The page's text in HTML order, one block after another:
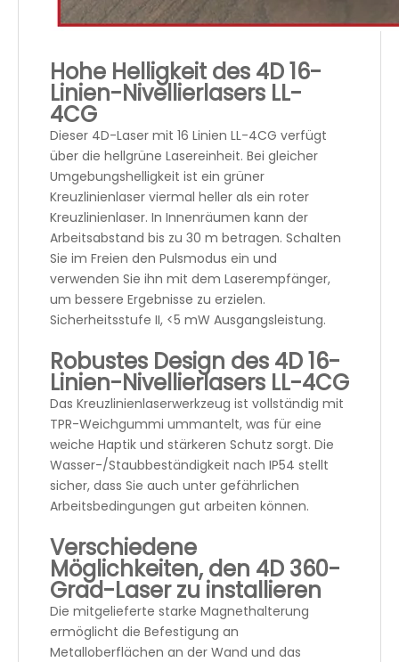
Hohe Helligkeit des 4D 16-
Linien-Nivellierlasers LL-
4CG
Dieser 4D-Laser mit 16 Linien LL-4CG verfügt
über die hellgrüne Lasereinheit. Bei gleicher
Umgebungshelligkeit ist ein grüner
Kreuzlinienlaser viermal heller als ein roter
Kreuzlinienlaser. In Innenräumen kann der
Arbeitsabstand bis zu 30 m betragen. Schalten
Sie im Freien den Pulsmodus ein und
verwenden Sie ihn mit dem Laserempfänger,
um bessere Ergebnisse zu erzielen.
Sicherheitsstufe II, <5 mW Ausgangsleistung.
Robustes Design des 4D 16-
Linien-Nivellierlasers LL-4CG
Das Kreuzlinienlaserwerkzeug ist vollständig mit
TPR-Weichgummi ummantelt, was für eine
weiche Haptik und stärkeren Schutz sorgt. Die
Wasser-/Staubbeständigkeit nach IP54 stellt
sicher, dass Sie auch unter gefährlichen
Arbeitsbedingungen gut arbeiten können.
Verschiedene
Möglichkeiten, den 4D 360-
Grad-Laser zu installieren
Die mitgelieferte starke Magnethalterung
ermöglicht die Befestigung an
Metalloberflächen an der Wand und das